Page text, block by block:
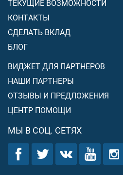
ТЕКУЩИЕ ВОЗМОЖНОСТИ
КОНТАКТЫ
СДЕЛАТЬ ВКЛАД
БЛОГ
ВИДЖЕТ ДЛЯ ПАРТНЕРОВ
НАШИ ПАРТНЕРЫ
ОТЗЫВЫ И ПРЕДЛОЖЕНИЯ
ЦЕНТР ПОМОЩИ
МЫ В СОЦ. СЕТЯХ